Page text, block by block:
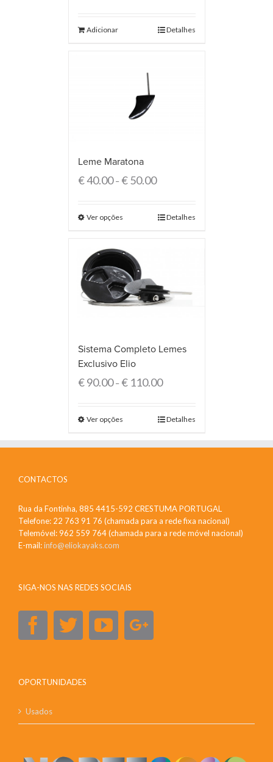
Adicionar Detalhes
Leme Maratona
€40.00–€50.00
Ver opções Detalhes
Sistema Completo Lemes
Exclusivo Elio
€90.00–€110.00
Ver opções Detalhes
CONTACTOS
Rua da Fontinha, 885 4415-592 CRESTUMA PORTUGAL
Telefone: 22 763 91 76 (chamada para a rede fixa nacional)
Telemóvel: 962 559 764 (chamada para a rede móvel nacional)
E-mail:info@eliokayaks.com
SIGA-NOS NAS REDES SOCIAIS
OPORTUNIDADES
Usados